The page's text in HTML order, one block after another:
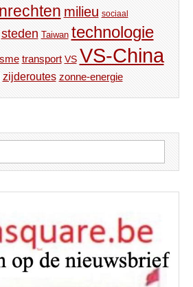
milieu sociaal
steden Taiwan technologie
transport VS VS-China
zijderoutes zonne-energie